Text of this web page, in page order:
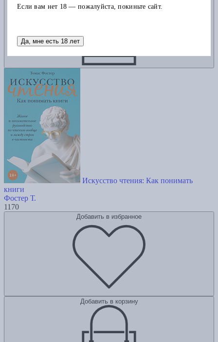
Искусство чтения: Как понимать
книги
Фостер Т.
1170
Добавить в избранное
Добавить в корзину
Если вам нет 18 — пожалуйста, покиньте сайт.
Да, мне есть 18 лет